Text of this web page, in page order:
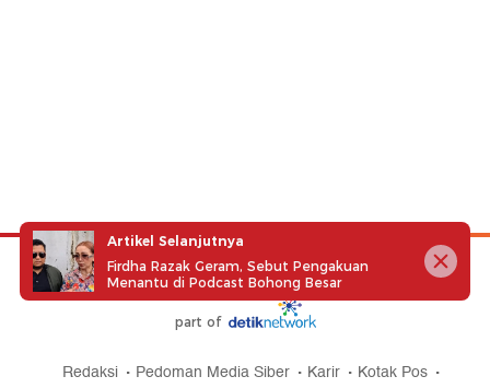
part of
Redaksi Pedoman Media Siber Karir
Kotak Pos
Artikel Selanjutnya
Firdha Razak Geram, Sebut Pengakuan
Menantu di Podcast Bohong Besar